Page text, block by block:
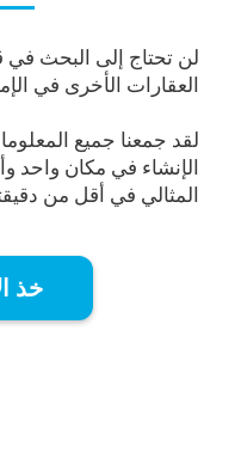
لن تحتاج إلى البحث في
العقارات الأخرى في
لقد جمعنا جميع
الإنشاء في مكان واحد
المثالي في أقل من
خذ